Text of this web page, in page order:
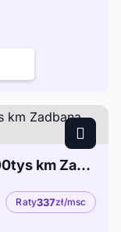
Toyota Auris I 1.6 1.6i 124ps 100tys km Zadbana Piękna
Raty337zł/msc